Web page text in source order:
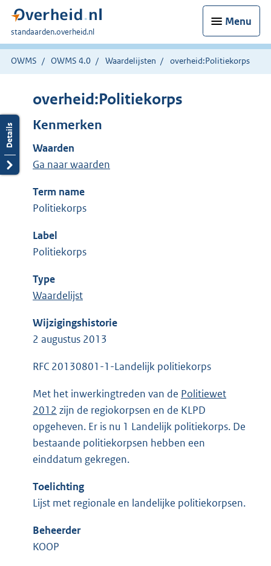
Menu
U
bent
hier:
standaarden.overheid.nl
OWMS OWMS 4.0 Waardelijsten overheid:Politiekorps
overheid:Politiekorps
Kenmerken
Waarden
Ga naar waarden
Term name
Politiekorps
Label
Politiekorps
Type
Waardelijst
Wijzigingshistorie
2 augustus 2013
RFC 20130801-1-Landelijk politiekorps
Met het inwerkingtreden van de Politiewet
2012 zijn de regiokorpsen en de KLPD
opgeheven. Er is nu 1 Landelijk politiekorps. De
bestaande politiekorpsen hebben een
einddatum gekregen.
Toelichting
Lijst met regionale en landelijke politiekorpsen.
Beheerder
KOOP